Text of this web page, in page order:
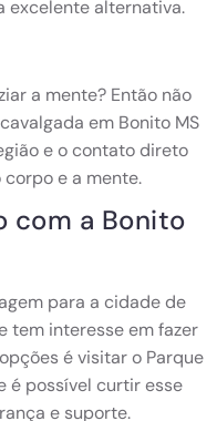
excelente alternativa.
a mente? Então não
em Bonito MS
e o contato direto
e a mente.
com a Bonito
para a cidade de
tem interesse em fazer
é visitar o Parque
é possível curtir esse
e suporte.